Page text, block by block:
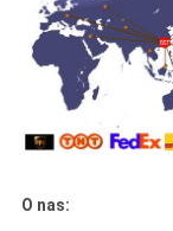
O nas: